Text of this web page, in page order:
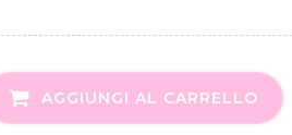
AGGIUNGI AL CARRELLO